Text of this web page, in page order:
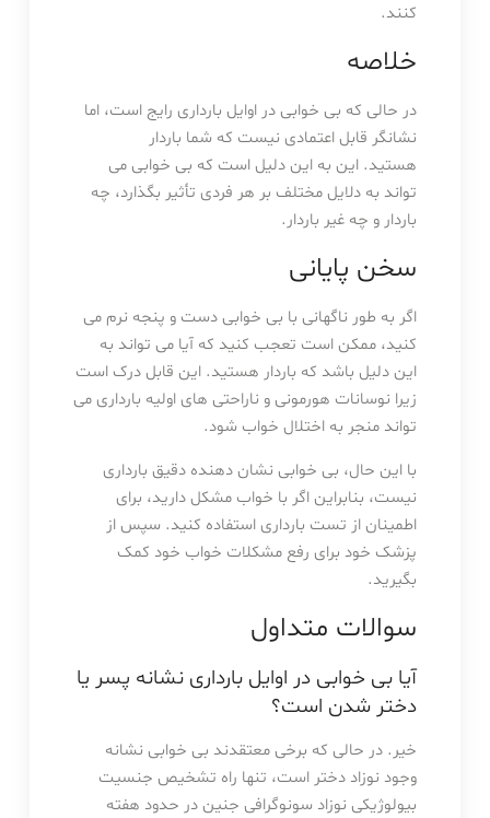
کنند.
خلاصه
در حالی که بی خوابی در اوایل بارداری رایج است، اما
نشانگر قابل اعتمادی نیست که شما باردار
هستید. این به این دلیل است که بی خوابی می
تواند به دلایل مختلف بر هر فردی تأثیر بگذارد، چه
باردار و چه غیر باردار.
سخن پایانی
اگر به طور ناگهانی با بی خوابی دست و پنجه نرم می
کنید، ممکن است تعجب کنید که آیا می تواند به
این دلیل باشد که باردار هستید. این قابل درک است
زیرا نوسانات هورمونی و ناراحتی های اولیه بارداری می
تواند منجر به اختلال خواب شود.
با این حال، بی خوابی نشان دهنده دقیق بارداری
نیست، بنابراین اگر با خواب مشکل دارید، برای
اطمینان از تست بارداری استفاده کنید. سپس از
پزشک خود برای رفع مشکلات خواب خود کمک
بگیرید.
سوالات متداول
آیا بی خوابی در اوایل بارداری نشانه پسر یا
دختر شدن است؟
خیر. در حالی که برخی معتقدند بی خوابی نشانه
وجود نوزاد دختر است، تنها راه تشخیص جنسیت
بیولوژیکی نوزاد سونوگرافی جنین در حدود هفته